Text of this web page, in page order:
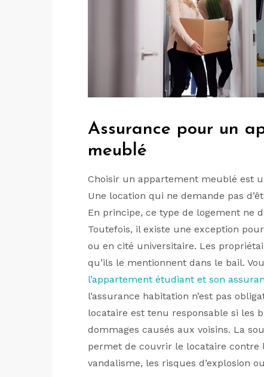
Assurance pour un
meublé
Choisir un appartement meublé est
Une location qui ne demande pas
En principe, ce type de logement ne
Toutefois, il existe une exception
ou en cité universitaire. Les
qu’ils le mentionnent dans le bail.
l’appartement étudiant et son
l’assurance habitation n’est pas
locataire est tenu responsable si les
dommages causés aux voisins. La
permet de couvrir le locataire contre
vandalisme, les risques d’explosion